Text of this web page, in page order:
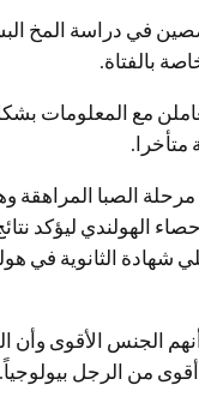
في دراسة المخ
بالفتاة.
مع المعلومات
متأخرا.
مرحلة الصبا المراهقة
الهولندي ليؤكد
الجنس الأقوى وأن
من الرجل بيولوجياً.